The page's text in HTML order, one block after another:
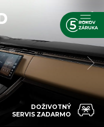
DOŽIVOTNÝ
SERVIS ZADARMO